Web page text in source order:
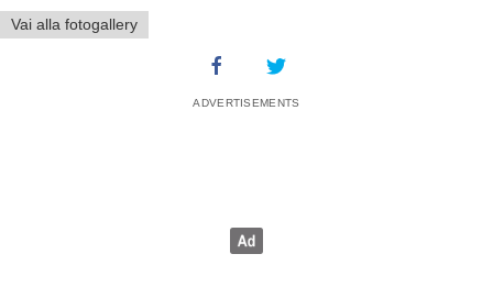
Vai alla fotogallery